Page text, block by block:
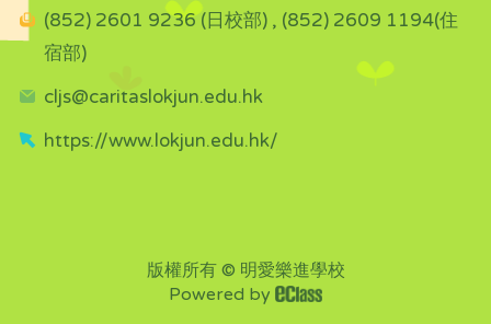
(852) 2601 9236 (日校部) , (852) 2609 1194(住
宿部)
cljs@caritaslokjun.edu.hk
https://www.lokjun.edu.hk/
版權所有 © 明愛樂進學校
Powered by